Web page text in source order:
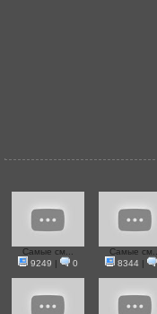
Самые см...
9249 | 0
Самые
8344 |